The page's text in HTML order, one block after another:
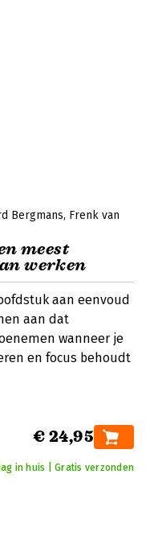
Bergmans Frenk van
meest
werken
aan eenvoud
aan dat
wanneer je
en focus behoudt
€ 24,95
in huis | Gratis verzonden